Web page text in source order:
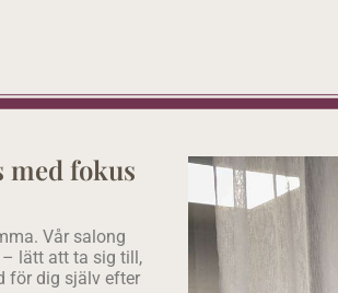
med fokus
Vår salong
– lätt att ta sig till,
för dig själv efter